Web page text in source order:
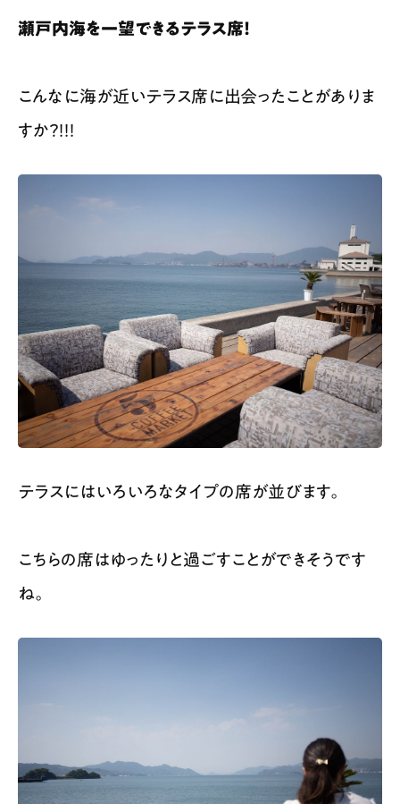
瀬戸内海を一望できるテラス席！
こんなに海が近いテラス席に出会ったことがありま
すか？！！！
テラスにはいろいろなタイプの席が並びます。
こちらの席はゆったりと過ごすことができそうです
ね。